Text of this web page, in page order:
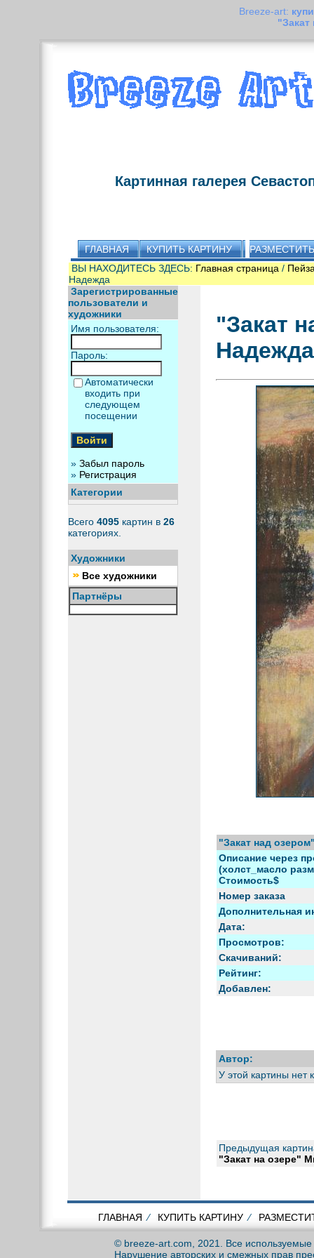
Breeze-art:
Картинная галерея
ГЛАВНАЯ КУПИТЬ КАРТИНУ
ВЫ НАХОДИТЕСЬ ЗДЕСЬ: Главная страница /
Надежда
Зарегистрированные
пользователи и
художники
Имя пользователя:
Пароль:
Автоматически
входить при
следующем
посещении
» Забыл пароль
» Регистрация
Категории
Всего 4095картин в 26
категориях.
Художники
Все художники
Партнёры
"Закат
Надежда
"Закат над
Описание через
(холст_масло
Стоимость$
Номер заказа
Дополнительная
Дата:
Просмотров:
Скачиваний:
Рейтинг:
Добавлен:
Автор:
У этой картины нет
Предыдущая
"Закат на озере"
ГЛАВНАЯ ⁄ КУПИТЬ КАРТИНУ ⁄
© breeze-art.com, 2021. Все
Нарушение авторских и смежных прав